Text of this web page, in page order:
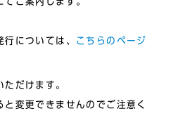
については、 こちらのページ
だけます。
変更できませんのでご注意く